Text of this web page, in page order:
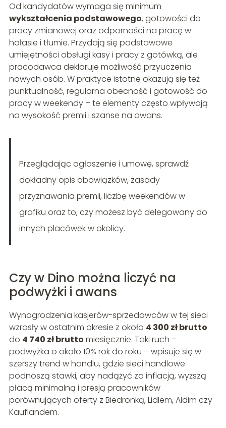
Od kandydatów wymaga się minimum
wykształcenia podstawowego, gotowości do
pracy zmianowej oraz odporności na pracę w
hałasie i tłumie. Przydają się podstawowe
umiejętności obsługi kasy i pracy z gotówką, ale
pracodawca deklaruje możliwość przyuczenia
nowych osób. W praktyce istotne okazują się też
punktualność, regularna obecność i gotowość do
pracy w weekendy – te elementy często wpływają
na wysokość premii i szanse na awans.
Przeglądając ogłoszenie i umowę, sprawdź
dokładny opis obowiązków, zasady
przyznawania premii, liczbę weekendów w
grafiku oraz to, czy możesz być delegowany do
innych placówek w okolicy.
Czy w Dino można liczyć na
podwyżki i awans
Wynagrodzenia kasjerów-sprzedawców w tej sieci
wzrosły w ostatnim okresie z około 4 300 zł brutto
do 4 740 zł brutto miesięcznie. Taki ruch –
podwyżka o około 10% rok do roku – wpisuje się w
szerszy trend w handlu, gdzie sieci handlowe
podnoszą stawki, aby nadążyć za inflacją, wyższą
płacą minimalną i presją pracowników
porównujących oferty z Biedronką, Lidlem, Aldim czy
Kauflandem.